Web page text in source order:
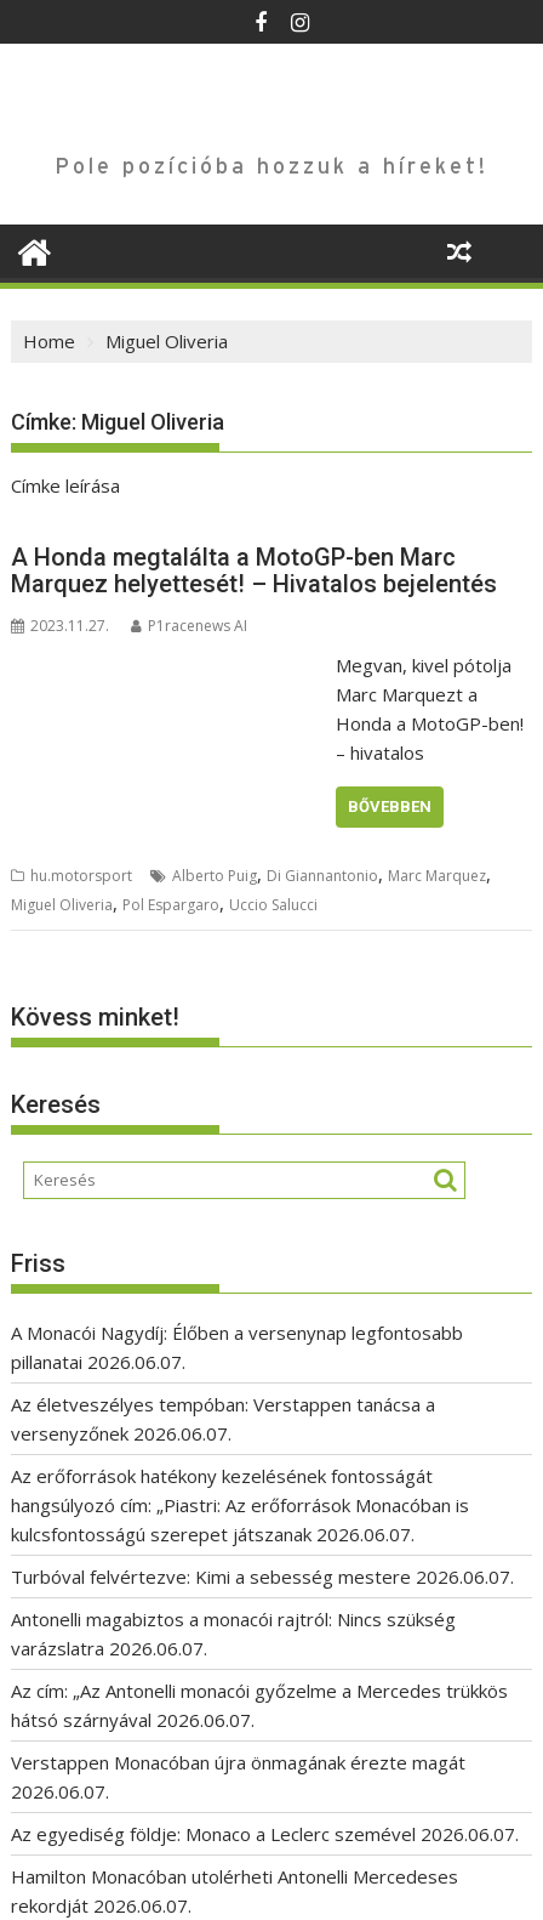
to
Pole pozícióba hozzuk a híreket!
Home Miguel Oliveria
Címke: Miguel Oliveria
Címke leírása
A Honda megtalálta a MotoGP-ben Marc
Marquez helyettesét! – Hivatalos bejelentés
2023.11.27. P1racenews AI
Megvan, kivel pótolja
Marc Marquezt a
Honda a MotoGP-ben!
– hivatalos
BŐVEBBEN
hu.motorsport Alberto Puig, Di Giannantonio, Marc Marquez,
Miguel Oliveria, Pol Espargaro, Uccio Salucci
Kövess minket!
Keresés
Friss
A Monacói Nagydíj: Élőben a versenynap legfontosabb
pillanatai 2026.06.07.
Az életveszélyes tempóban: Verstappen tanácsa a
versenyzőnek 2026.06.07.
Az erőforrások hatékony kezelésének fontosságát
hangsúlyozó cím: „Piastri: Az erőforrások Monacóban is
kulcsfontosságú szerepet játszanak 2026.06.07.
Turbóval felvértezve: Kimi a sebesség mestere 2026.06.07.
Antonelli magabiztos a monacói rajtról: Nincs szükség
varázslatra 2026.06.07.
Az cím: „Az Antonelli monacói győzelme a Mercedes trükkös
hátsó szárnyával 2026.06.07.
Verstappen Monacóban újra önmagának érezte magát
2026.06.07.
Az egyediség földje: Monaco a Leclerc szemével 2026.06.07.
Hamilton Monacóban utolérheti Antonelli Mercedeses
rekordját 2026.06.07.